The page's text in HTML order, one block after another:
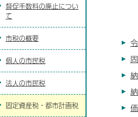
督促手数料の廃止につい
て
市税の概要
個人の市民税
法人の市民税
固定資産税・都市計画税